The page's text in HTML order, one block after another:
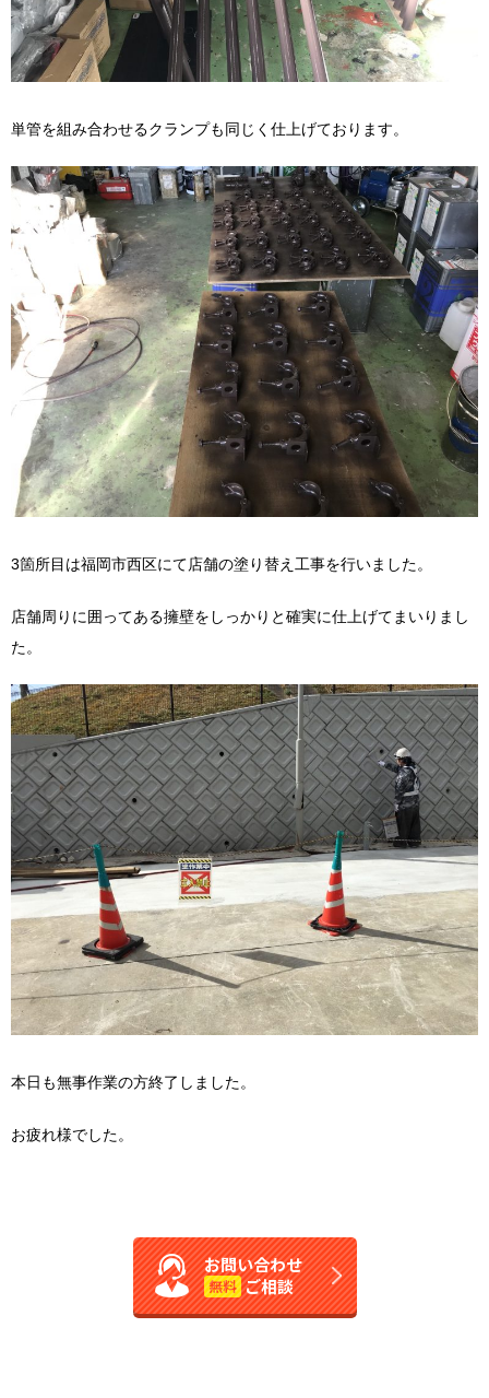
単管を組み合わせるクランプも同じく仕上げております。
3箇所目は福岡市西区にて店舗の塗り替え工事を行いました。
店舗周りに囲ってある擁壁をしっかりと確実に仕上げてまいりまし
た。
本日も無事作業の方終了しました。
お疲れ様でした。
お問い合わせ
無料 ご相談